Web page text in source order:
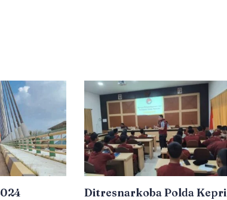
Ditresnarkoba Polda Kepri